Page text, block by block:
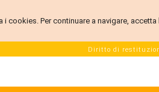
Diritto di
cookies. Per continuare a navigare, accetta